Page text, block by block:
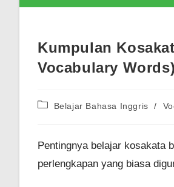
Kumpulan
Vocabulary Words)
PostBelajar Bahasa Inggris /
Pentingnya belajar kosakata
perlengkapan yang biasa